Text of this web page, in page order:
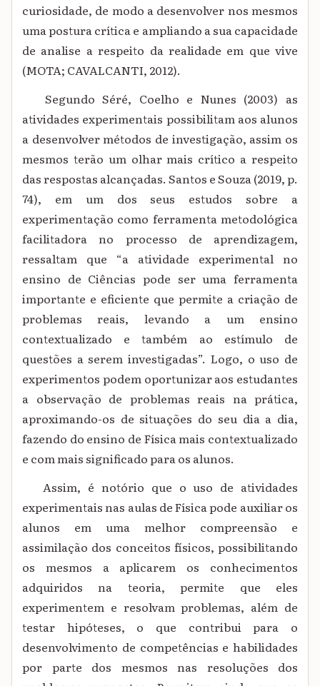
curiosidade, de modo a desenvolver nos mesmos
uma postura crítica e ampliando a sua capacidade
de analise a respeito da realidade em que vive
(MOTA; CAVALCANTI, 2012).
Segundo Séré, Coelho e Nunes (2003) as
atividades experimentais possibilitam aos alunos
a desenvolver métodos de investigação, assim os
mesmos terão um olhar mais crítico a respeito
das respostas alcançadas. Santos e Souza (2019, p.
74), em um dos seus estudos sobre a
experimentação como ferramenta metodológica
facilitadora no processo de aprendizagem,
ressaltam que “a atividade experimental no
ensino de Ciências pode ser uma ferramenta
importante e eficiente que permite a criação de
problemas reais, levando a um ensino
contextualizado e também ao estímulo de
questões a serem investigadas”. Logo, o uso de
experimentos podem oportunizar aos estudantes
a observação de problemas reais na prática,
aproximando-os de situações do seu dia a dia,
fazendo do ensino de Física mais contextualizado
e com mais significado para os alunos.
Assim, é notório que o uso de atividades
experimentais nas aulas de Física pode auxiliar os
alunos em uma melhor compreensão e
assimilação dos conceitos físicos, possibilitando
os mesmos a aplicarem os conhecimentos
adquiridos na teoria, permite que eles
experimentem e resolvam problemas, além de
testar hipóteses, o que contribui para o
desenvolvimento de competências e habilidades
por parte dos mesmos nas resoluções dos